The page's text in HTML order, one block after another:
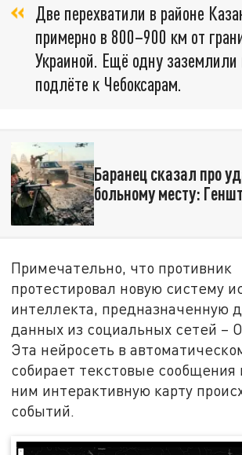
Две перехватили в районе
примерно в 800–900 км от
Украиной. Ещё одну заземлили
подлёте к Чебоксарам.
Баранец сказал про
больному месту:
Примечательно, что противник
протестировал новую систему
интеллекта, предназначенную
данных из социальных сетей –
Эта нейросеть в
собирает текстовые сообщения
ним интерактивную карту
событий.